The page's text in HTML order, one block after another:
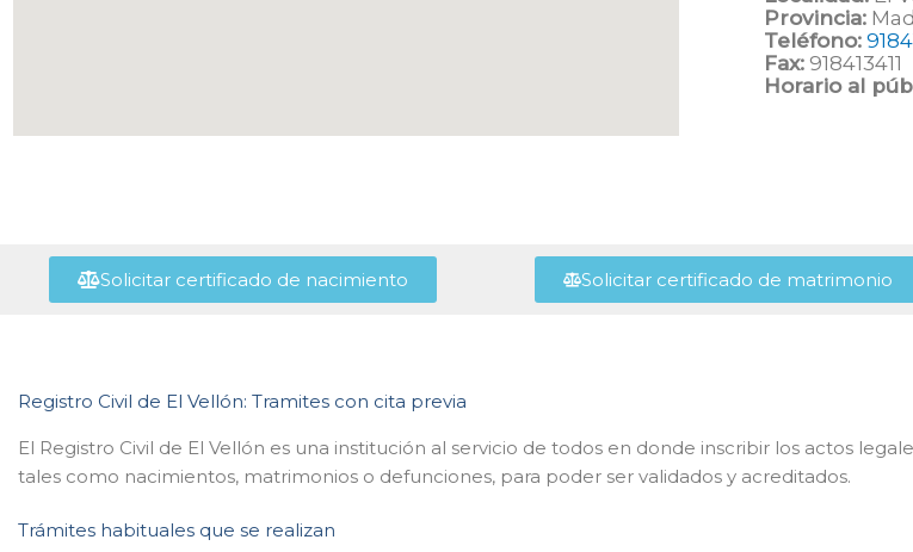
Provincia:
Teléfono:
Fax: 918413411
Horario al
Solicitar certificado de nacimiento Solicitar certificado de matrimonio
Registro Civil de El Vellón: Tramites con cita previa
El Registro Civil de El Vellón es una institución al servicio de todos en donde inscribir los actos
tales como nacimientos, matrimonios o defunciones, para poder ser validados y acreditados.
Trámites habituales que se realizan